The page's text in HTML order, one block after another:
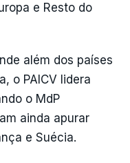
e Resto do
além dos países
o PAICV lidera
o MdP
ainda apurar
e Suécia.